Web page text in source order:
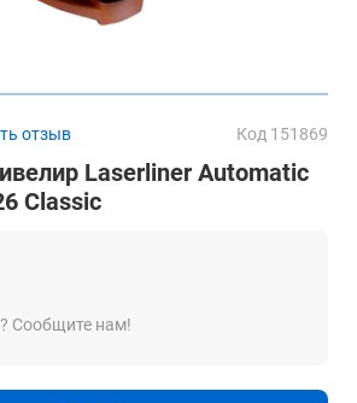
отзыв Код 151869
Laserliner Automatic
Classic
Сообщите нам!